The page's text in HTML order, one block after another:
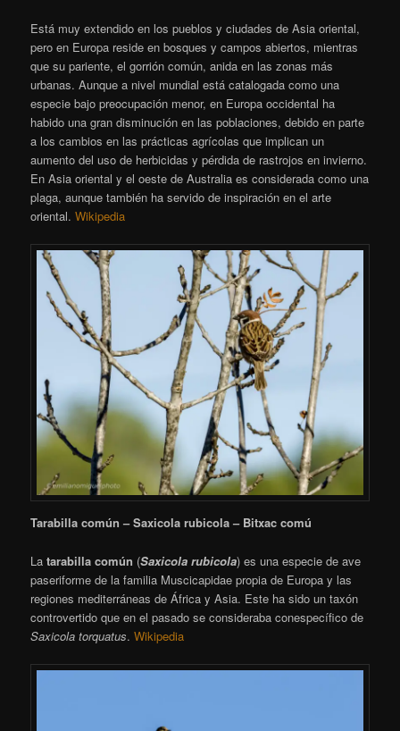
Está muy extendido en los pueblos y ciudades de Asia oriental,
pero en Europa reside en bosques y campos abiertos, mientras
que su pariente, el gorrión común, anida en las zonas más
urbanas. Aunque a nivel mundial está catalogada como una
especie bajo preocupación menor, en Europa occidental ha
habido una gran disminución en las poblaciones, debido en parte
a los cambios en las prácticas agrícolas que implican un
aumento del uso de herbicidas y pérdida de rastrojos en invierno.
En Asia oriental y el oeste de Australia es considerada como una
plaga, aunque también ha servido de inspiración en el arte
oriental.Wikipedia
Tarabilla común – Saxicola rubicola – Bitxac comú
Latarabilla común (Saxicola rubicola) es una especie de ave
paseriforme de la familia Muscicapidae propia de Europa y las
regiones mediterráneas de África y Asia. ​ Este ha sido un taxón
controvertido que en el pasado se consideraba conespecífico de
Saxicola torquatus.Wikipedia